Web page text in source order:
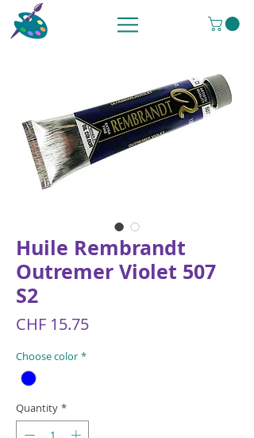
Huile Rembrandt
Outremer Violet 507
S2
CHF 15.75Price
Choose color *
Quantity *